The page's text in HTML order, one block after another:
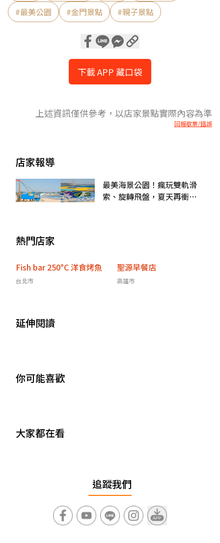
#最美公園 #金門景點 #親子景點
下載 APP 藏口袋
上述資訊僅供參考，以店家景點實際內容為準
回報歇業/錯誤
店家報導
最美海景公園！瘋玩雙軌滑
索、旋轉飛盤，夏天再衝限
熱門店家
Fish bar 250°C 洋食烤魚
台北市
聖源早餐店
高雄市
延伸閱讀
你可能喜歡
大家都在看
追蹤我們